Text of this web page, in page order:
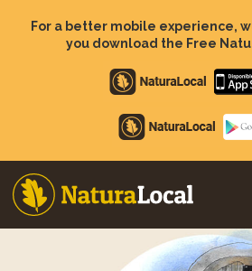
For a better mobile experience,
you download the Free
Apple
store
Google
Play